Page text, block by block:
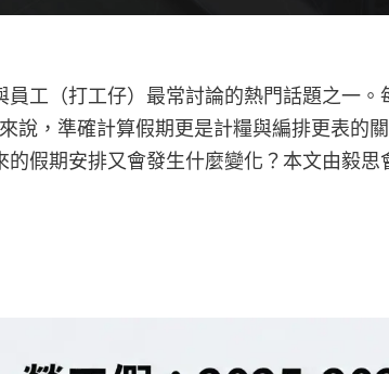
工（打工仔）最常討論的熱門話題之一
說，準確計算假期更是計糧與編排更表的
假期安排又會發生什麼變化？本文由毅